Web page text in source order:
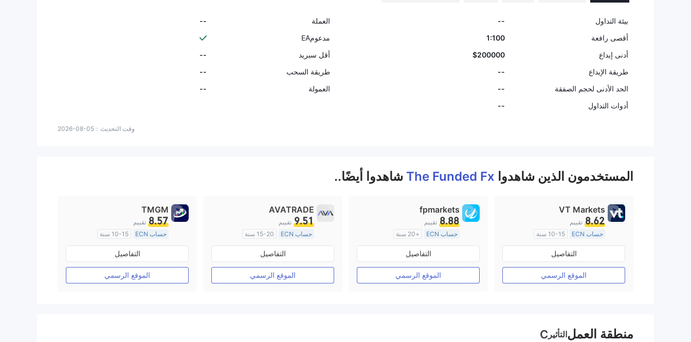
بيئة التداول -- العملة
--
أقصى رافعة
1:100
مدعومEA
أدنى إيداع
$200000 أقل سبريد
--
طريقة الإيداع
-- طريقة السحب
--
الحد الأدنى لحجم الصفقة
-- العمولة
--
أدوات التداول
--
وقت التحديث： 2026-08-05
المستخدمون الذين شاهدوا The Funded Fx شاهدوا أيضًا..
VT Markets
8.62 تقييم
حساب ECN
10-15 سنة
منظمة في أستراليا
صناعة السوق (MM)
رخصة كاملة ميتاتريدر ٤
التفاصيل
الموقع الرسمي
fpmarkets
8.88 تقييم
حساب ECN
+20 سنة
منظمة في أستراليا
صناعة السوق (MM)
رخصة كاملة ميتاتريدر ٤
التفاصيل
الموقع الرسمي
AVATRADE
9.51 تقييم
حساب ECN
15-20 سنة
منظمة في أستراليا
صناعة السوق (MM)
رخصة كاملة ميتاتريدر ٤
التفاصيل
الموقع الرسمي
TMGM
8.57 تقييم
حساب ECN
10-15 سنة
منظمة في أستراليا
صناعة السوق (MM)
رخصة كاملة ميتاتريدر ٤
التفاصيل
الموقع الرسمي
منطقة العملالتأثير C